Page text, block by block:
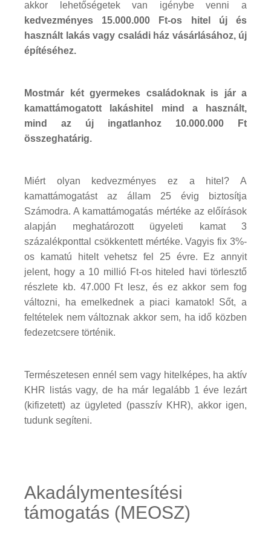
akkor lehetőségetek van igénybe venni a
kedvezményes 15.000.000 Ft-os hitel új és
használt lakás vagy családi ház vásárlásához, új
építéséhez.
Mostmár két gyermekes családoknak is jár a
kamattámogatott lakáshitel mind a használt,
mind az új ingatlanhoz 10.000.000 Ft
összeghatárig.
Miért olyan kedvezményes ez a hitel? A
kamattámogatást az állam 25 évig biztosítja
Számodra. A kamattámogatás mértéke az előírások
alapján meghatározott ügyeleti kamat 3
százalékponttal csökkentett mértéke. Vagyis fix 3%-
os kamatú hitelt vehetsz fel 25 évre. Ez annyit
jelent, hogy a 10 millió Ft-os hiteled havi törlesztő
részlete kb. 47.000 Ft lesz, és ez akkor sem fog
változni, ha emelkednek a piaci kamatok! Sőt, a
feltételek nem változnak akkor sem, ha idő közben
fedezetcsere történik.
Természetesen ennél sem vagy hitelképes, ha aktív
KHR listás vagy, de ha már legalább 1 éve lezárt
(kifizetett) az ügyleted (passzív KHR), akkor igen,
tudunk segíteni.
Akadálymentesítési
támogatás (MEOSZ)